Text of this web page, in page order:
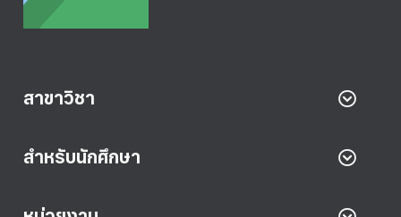
สาขาวิชา
สำหรับนักศึกษา